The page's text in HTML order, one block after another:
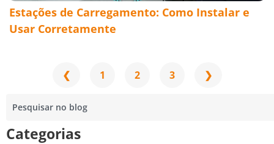
Estações de Carregamento: Como Instalar e
Usar Corretamente
❮ 1 2 3 ❯
Categorias